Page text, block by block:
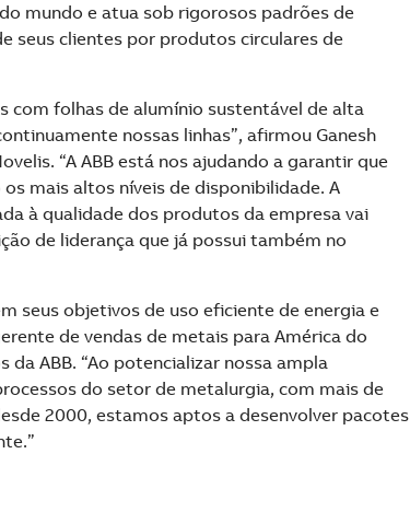
mundo e atua sob rigorosos padrões de
seus clientes por produtos circulares de
com folhas de alumínio sustentável de alta
nossas linhas”, afirmou Ganesh
“A ABB está nos ajudando a garantir que
mais altos níveis de disponibilidade. A
à qualidade dos produtos da empresa vai
de liderança que já possui também no
seus objetivos de uso eficiente de energia e
de vendas de metais para América do
ABB. “Ao potencializar nossa ampla
do setor de metalurgia, com mais de
2000, estamos aptos a desenvolver pacotes